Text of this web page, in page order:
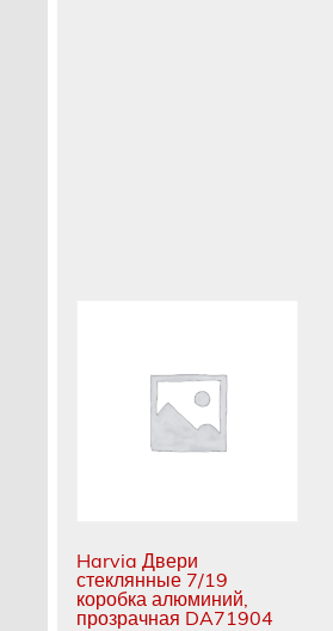
Harvia Двери
стеклянные 7/19
коробка алюминий,
прозрачная DA71904